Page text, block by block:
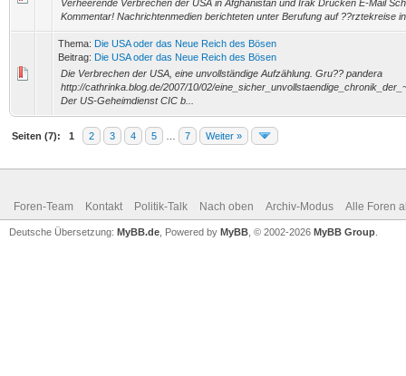
Verheerende Verbrechen der USA in Afghanistan und Irak Drucken E-Mail
Kommentar! Nachrichtenmedien berichteten unter Berufung auf ??rztekreise
Thema: Die USA oder das Neue Reich des Bösen
Beitrag: Die USA oder das Neue Reich des Bösen
Die Verbrechen der USA, eine unvollständige Aufzählung. Gru?? pandera
http://cathrinka.blog.de/2007/10/02/
Der US-Geheimdienst CIC b...
Seiten (7): 1 2 3 4 5 7 Weiter »
Foren-Team Kontakt Politik-Talk Nach oben Archiv-Modus Alle Foren
Deutsche Übersetzung: MyBB.de , Powered by MyBB , © 2002-2026 MyBB Group